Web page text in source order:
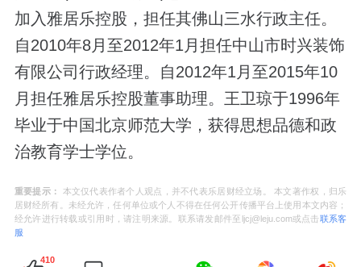
加入雅居乐控股，担任其佛山三水行政主任。
自2010年8月至2012年1月担任中山市时兴装饰
有限公司行政经理。自2012年1月至2015年10
月担任雅居乐控股董事助理。王卫琼于1996年
毕业于中国北京师范大学，获得思想品德和政
治教育学士学位。
重要提示：
本文仅代表作者个人观点，并不代表乐居财经立场。 本文著作权，归乐
居财经所有。未经允许，任何单位或个人不得在任何公开传播平台上使用本文内容；
经允许进行转载或引用时，请注明来源。联系请发邮件至ljcj@leju.com或点击联系客
服
410